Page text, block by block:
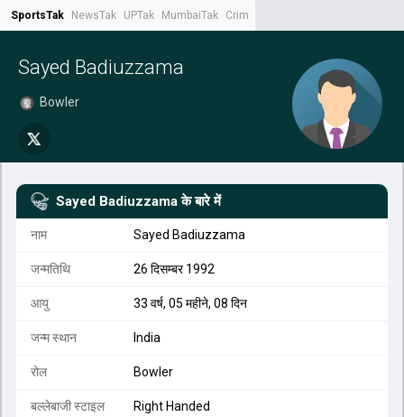
SportsTak NewsTak UPTak MumbaiTak CrimeTak
Sayed Badiuzzama
Bowler
Sayed Badiuzzama के बारे में
नाम Sayed Badiuzzama
जन्मतिथि 26 दिसम्बर 1992
आयु 33 वर्ष, 05 महीने, 08 दिन
जन्म स्थान India
रोल Bowler
बल्लेबाजी स्टाइल Right Handed